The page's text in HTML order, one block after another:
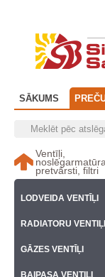
SĀKUMS
Ventīļi,
noslēgarmatūra,
pretvārsti, filtri
LODVEIDA VENTĪĻI
RADIATORU VENTIĻI
GĀZES VENTĪĻI
BAIPASA VENTIĻI